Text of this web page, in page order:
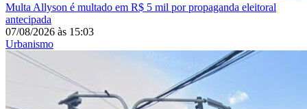
Multa Allyson é multado em R$ 5 mil por propaganda eleitoral
antecipada
07/08/2026 às 15:03
Urbanismo